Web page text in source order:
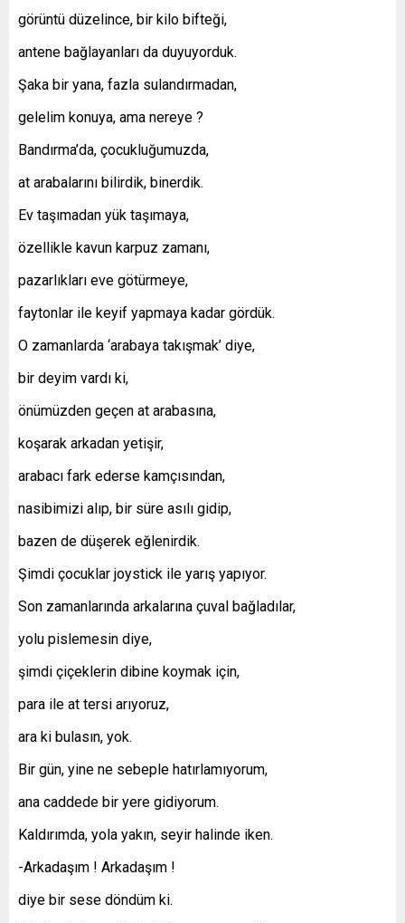
görüntü düzelince, bir kilo bifteği,
antene bağlayanları da duyuyorduk.
Şaka bir yana, fazla sulandırmadan,
gelelim konuya, ama nereye ?
Bandırma’da, çocukluğumuzda,
at arabalarını bilirdik, binerdik.
Ev taşımadan yük taşımaya,
özellikle kavun karpuz zamanı,
pazarlıkları eve götürmeye,
faytonlar ile keyif yapmaya kadar gördük.
O zamanlarda ‘arabaya takışmak’ diye,
bir deyim vardı ki,
önümüzden geçen at arabasına,
koşarak arkadan yetişir,
arabacı fark ederse kamçısından,
nasibimizi alıp, bir süre asılı gidip,
bazen de düşerek eğlenirdik.
Şimdi çocuklar joystick ile yarış yapıyor.
Son zamanlarında arkalarına çuval bağladılar,
yolu pislemesin diye,
şimdi çiçeklerin dibine koymak için,
para ile at tersi arıyoruz,
ara ki bulasın, yok.
Bir gün, yine ne sebeple hatırlamıyorum,
ana caddede bir yere gidiyorum.
Kaldırımda, yola yakın, seyir halinde iken.
-Arkadaşım ! Arkadaşım !
diye bir sese döndüm ki.